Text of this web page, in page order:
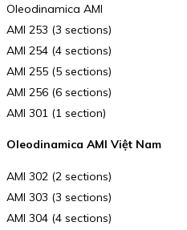
Oleodinamica AMI
AMI 253 (3 sections)
AMI 254 (4 sections)
AMI 255 (5 sections)
AMI 256 (6 sections)
AMI 301 (1 section)
Oleodinamica AMI Việt Nam
AMI 302 (2 sections)
AMI 303 (3 sections)
AMI 304 (4 sections)